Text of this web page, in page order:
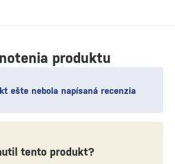
produktu
ešte nebola napísaná recenzia
tento produkt?